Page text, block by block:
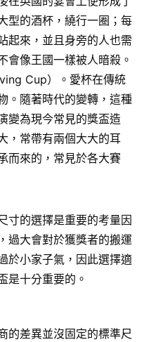
型的酒杯，繞行一圈；每
起來，並且身旁的人也需
會像王國一樣被人暗殺。
Cup）。愛杯在傳統
。隨著時代的變轉，這種
變為現今常見的獎盃造
，常帶有兩個大大的耳
而來的，常見於各大賽
寸的選擇是重要的考量因
過大會對於獲獎者的搬運
於小家子氣，因此選擇適
是十分重要的。
的差異並沒固定的標準尺